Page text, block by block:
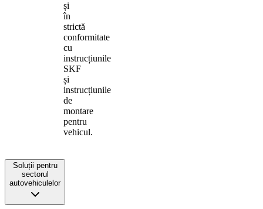
și
în
strictă
conformitate
cu
instrucțiunile
SKF
și
instrucțiunile
de
montare
pentru
vehicul.
Soluții pentru
sectorul
autovehiculelor